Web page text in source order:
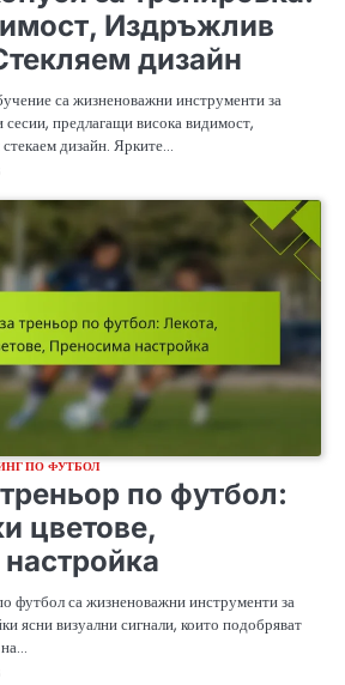
Издръжлив
дизайн
са жизненоважни инструменти за
предлагащи висока видимост,
дизайн. Ярките…
ПО ФУТБОЛ
по футбол:
цветове,
футбол са жизненоважни инструменти за
ясни визуални сигнали, които подобряват